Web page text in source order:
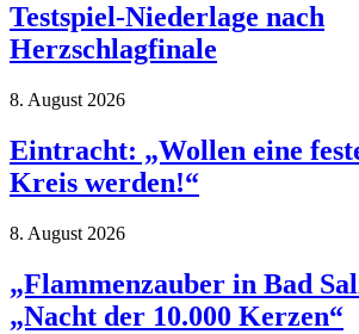
Testspiel-Niederlage nach
Herzschlagfinale
8. August 2026
Eintracht: „Wollen eine
Kreis werden!“
8. August 2026
„Flammenzauber in Bad
„Nacht der 10.000 Kerzen“